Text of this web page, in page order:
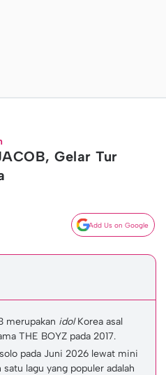
Gelar Tur
Add Us on Google
merupakan idolKorea asal
THE BOYZ pada 2017.
pada Juni 2026 lewat mini
satu lagu yang populer adalah